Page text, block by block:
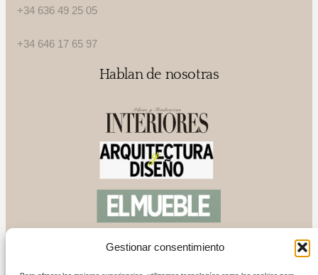
Gestionar consentimiento
+34 636 49 25 05
+34 646 17 65 97
Hablan de nosotras